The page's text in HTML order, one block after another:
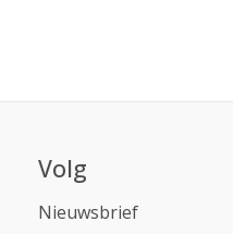
Volg
Nieuwsbrief